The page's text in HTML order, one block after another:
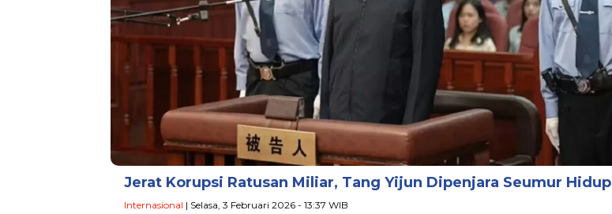
Jerat Korupsi Ratusan Miliar, Tang Yijun Dipenjara Seumur Hidup
Internasional | Selasa, 3 Februari 2026 - 13:37 WIB